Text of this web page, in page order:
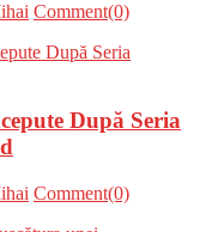
Comment(0)
După Seria
Comment(0)